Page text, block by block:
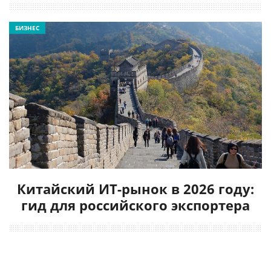
Китайский ИТ-рынок в 2026 году:
гид для российского экспортера
БИЗНЕС